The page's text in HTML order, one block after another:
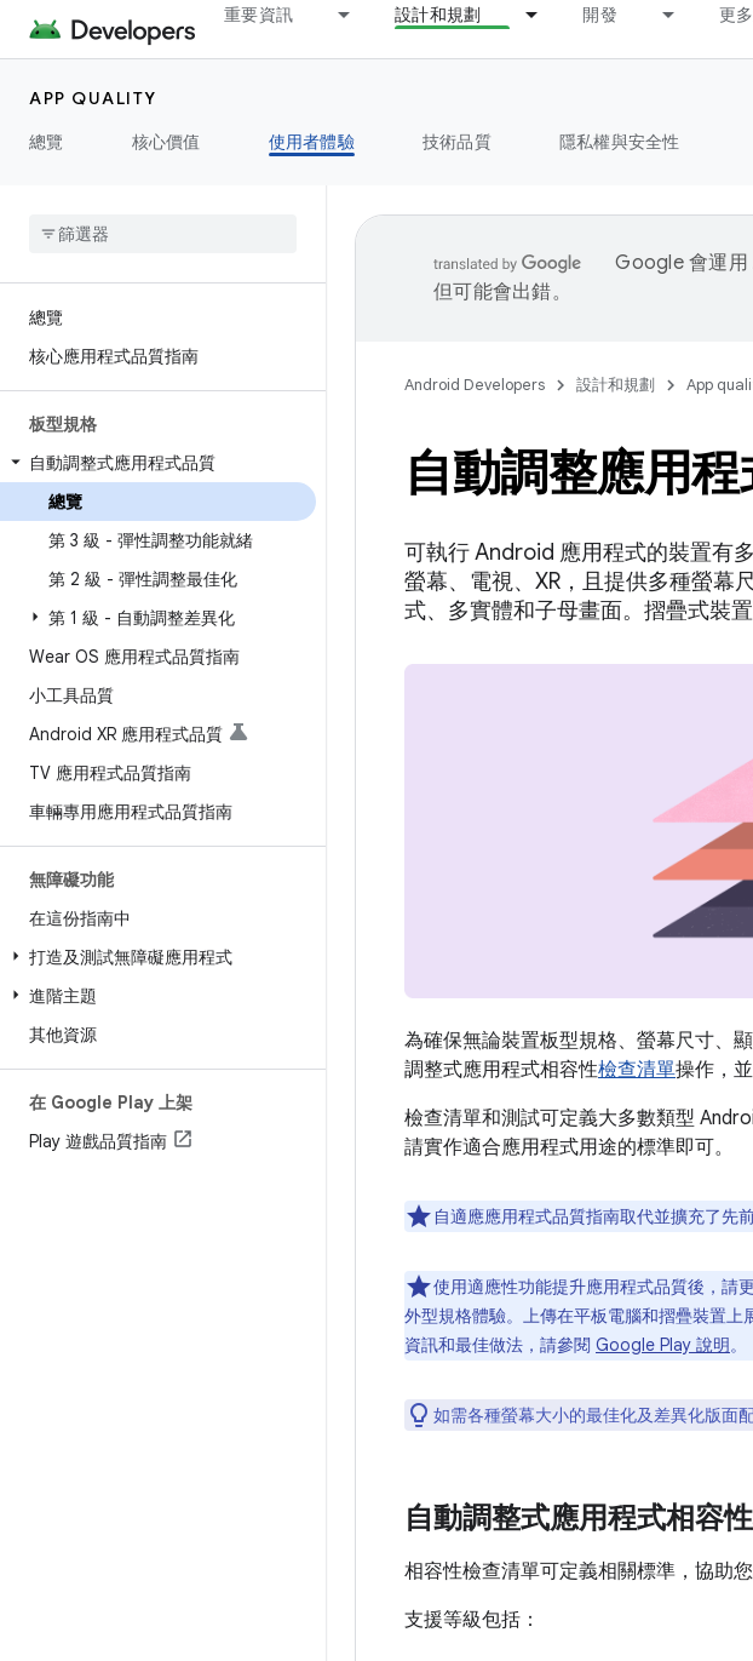
重要資訊 設計和規劃 開發 更
APP QUALITY
總覽
核心價值 使用者體驗 技術品質 隱私權與安全性
總覽
核心應用程式品質指南
板型規格
自動調整式應用程式品質
總覽
第 3 級 - 彈性調整功能就緒
第 2 級 - 彈性調整最佳化
第 1 級 - 自動調整差異化
Wear OS 應用程式品質指南
小工具品質
Android XR 應用程式品質
TV 應用程式品質指南
車輛專用應用程式品質指南
無障礙功能
在這份指南中
打造及測試無障礙應用程式
進階主題
其他資源
在 Google Play 上架
Play 遊戲品質指南
Google 會運用
但可能會出錯。
Android Developers 設計和規劃 App
自動調整應用
可執行 Android 應用程式的裝置有
螢幕、電視、XR，且提供多種螢幕
式、多實體和子母畫面。摺疊式裝
為確保無論裝置板型規格、螢幕尺寸、
調整式應用程式相容性檢查清單操作，
檢查清單和測試可定義大多數類型
請實作適合應用程式用途的標準即可。
自適應應用程式品質指南取代並擴充了先
使用適應性功能提升應用程式品質後，請
外型規格體驗。上傳在平板電腦和摺疊裝置
資訊和最佳做法，請參閱 Google Play 說明。
如需各種螢幕大小的最佳化及差異化版面
自動調整式應用程式相容
相容性檢查清單可定義相關標準，協助
支援等級包括：